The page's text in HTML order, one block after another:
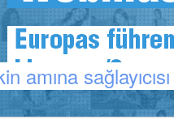
amına sağlayıcısı